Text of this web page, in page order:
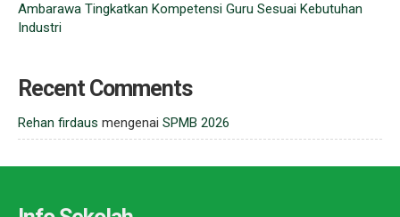
Ambarawa Tingkatkan Kompetensi Guru Sesuai Kebutuhan
Industri
Recent Comments
Rehan firdaus mengenai SPMB 2026